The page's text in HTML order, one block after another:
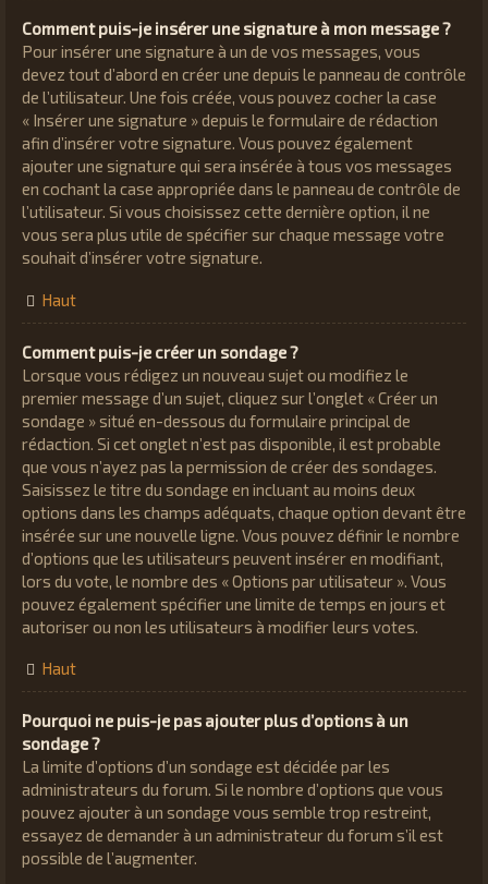
Comment puis-je insérer une signature à mon message ?
Pour insérer une signature à un de vos messages, vous
devez tout d’abord en créer une depuis le panneau de contrôle
de l’utilisateur. Une fois créée, vous pouvez cocher la case
« Insérer une signature » depuis le formulaire de rédaction
afin d’insérer votre signature. Vous pouvez également
ajouter une signature qui sera insérée à tous vos messages
en cochant la case appropriée dans le panneau de contrôle de
l’utilisateur. Si vous choisissez cette dernière option, il ne
vous sera plus utile de spécifier sur chaque message votre
souhait d’insérer votre signature.
Haut
Comment puis-je créer un sondage ?
Lorsque vous rédigez un nouveau sujet ou modifiez le
premier message d’un sujet, cliquez sur l’onglet « Créer un
sondage » situé en-dessous du formulaire principal de
rédaction. Si cet onglet n’est pas disponible, il est probable
que vous n’ayez pas la permission de créer des sondages.
Saisissez le titre du sondage en incluant au moins deux
options dans les champs adéquats, chaque option devant être
insérée sur une nouvelle ligne. Vous pouvez définir le nombre
d’options que les utilisateurs peuvent insérer en modifiant,
lors du vote, le nombre des « Options par utilisateur ». Vous
pouvez également spécifier une limite de temps en jours et
autoriser ou non les utilisateurs à modifier leurs votes.
Haut
Pourquoi ne puis-je pas ajouter plus d’options à un
sondage ?
La limite d’options d’un sondage est décidée par les
administrateurs du forum. Si le nombre d’options que vous
pouvez ajouter à un sondage vous semble trop restreint,
essayez de demander à un administrateur du forum s’il est
possible de l’augmenter.